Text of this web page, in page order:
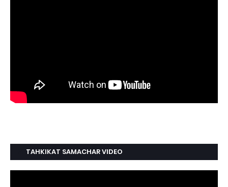
TAHKIKAT SAMACHAR VIDEO